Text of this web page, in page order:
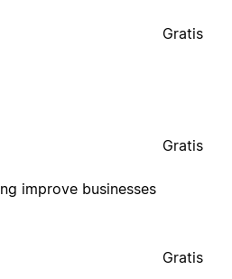
Gratis
improve businesses
Gratis
Gratis